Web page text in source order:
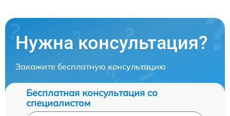
Нужна консультация?
Закажите бесплатную консультацию
Бесплатная консультация со
специалистом